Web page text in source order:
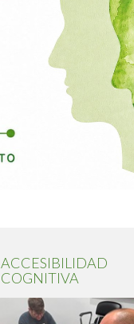
ACCESIBILIDAD
COGNITIVA